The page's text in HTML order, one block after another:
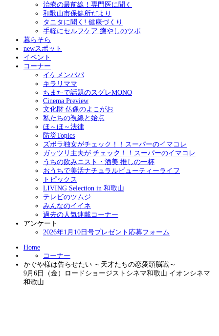
治療の最前線！専門医に聞く
和歌山市保健所だより
タニタに聞く! 健康づくり
手軽にセルフケア 癒やしのツボ
暮らそら
newスポット
イベント
コーナー
イケメンパパ
キラリママ
ちまたで話題のスグレMONO
Cinema Preview
文化財 仏像のよこがお
私たちの視線と始点
ほ～ほ～法律
防災Topics
ズボラ独女がチェック！！スーパーのイマコレ
ガッツリ主夫が チェック！！スーパーのイマコレ
うちの飲みニスト・酒美 推しの一杯
おうちで美活ナチュラルビューティーライフ
トピックス
LIVING Selection in 和歌山
テレビのツムジ
みんなのイイネ
過去の人気連載コーナー
アンケート
2026年1月10日号プレゼント応募フォーム
Home
コーナー
かぐや様は告らせたい ～天才たちの恋愛頭脳戦～
9月6日（金）ロードショージストシネマ和歌山 イオンシネマ
和歌山